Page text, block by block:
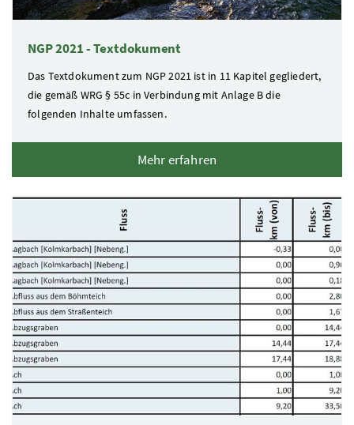
NGP 2021 - Textdokument
Das Textdokument zum NGP2021 ist in 11 Kapitel gegliedert,
die gemäß WRG § 55c in Verbindung mit Anlage B die
folgenden Inhalte umfassen.
Mehr erfahren